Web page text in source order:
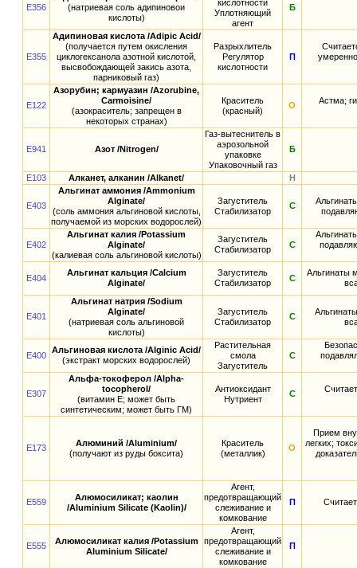
E356
(натриевая соль адипиновои
кислоты)
кислотности
Уплотняющий
агент
Б
E355
Адипиновая кислота /Adipic Acid/
(получается путем окисления
циклогексанола азотной кислотой,
высвобождающей закись азота,
парниковый газ)
Разрыхлитель
Регулятор
кислотности
П
E122
Азорубин; кармуазин /Azorubine,
Carmoisine/
(азокраситель; запрещен в
некоторых странах)
Краситель
(красный)
О Астма;
E941 Азот /Nitrogen/
Газ-вытеснитель в
аэрозольной
упаковке
Упаковочный газ
Б
E103 Алканет, алканин /Alkanet/ Н
E403
Альгинат аммония /Ammonium
Alginate/
(соль аммония альгиновой кислоты,
получаемой из морских водорослей)
Загуститель
Стабилизатор
С
E402
Альгинат калия /Potassium
Alginate/
(калиевая соль альгиновой кислоты)
Загуститель
Стабилизатор
С
E404
Альгинат кальция /Calcium
Alginate/
Загуститель
Стабилизатор
С
Альгинаты
E401
Альгинат натрия /Sodium
Alginate/
(натриевая соль альгиновой
кислоты)
Загуститель
Стабилизатор
С
E400
Альгиновая кислота /Alginic Acid/
(экстракт морских водорослей)
Растительная
смола
Загуститель
С
E307
Альфа-токоферол /Alpha-
tocopherol/
(витамин E; может быть
синтетическим; может быть ГМ)
Антиоксидант
Нутриент
С
E173
Алюминий /Aluminium/
(получают из руды боксита)
Краситель
(металлик)
О
Прием
легких;
E559
Алюмосиликат; каолин
/Aluminium Silicate (Kaolin)/
Агент,
предотвращающий
слеживание и
комкование
П
E555
Алюмосиликат калия /Potassium
Aluminium Silicate/
Агент,
предотвращающий
слеживание и
комкование
П